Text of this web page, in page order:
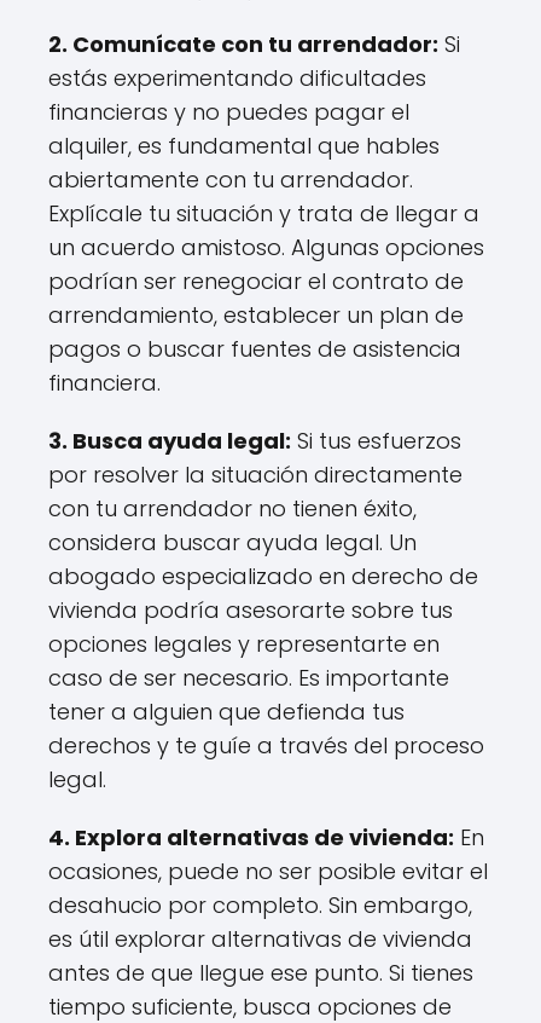
2. Comunícate con tu arrendador: Si
estás experimentando dificultades
financieras y no puedes pagar el
alquiler, es fundamental que hables
abiertamente con tu arrendador.
Explícale tu situación y trata de llegar a
un acuerdo amistoso. Algunas opciones
podrían ser renegociar el contrato de
arrendamiento, establecer un plan de
pagos o buscar fuentes de asistencia
financiera.
3. Busca ayuda legal: Si tus esfuerzos
por resolver la situación directamente
con tu arrendador no tienen éxito,
considera buscar ayuda legal. Un
abogado especializado en derecho de
vivienda podría asesorarte sobre tus
opciones legales y representarte en
caso de ser necesario. Es importante
tener a alguien que defienda tus
derechos y te guíe a través del proceso
legal.
4. Explora alternativas de vivienda: En
ocasiones, puede no ser posible evitar el
desahucio por completo. Sin embargo,
es útil explorar alternativas de vivienda
antes de que llegue ese punto. Si tienes
tiempo suficiente, busca opciones de